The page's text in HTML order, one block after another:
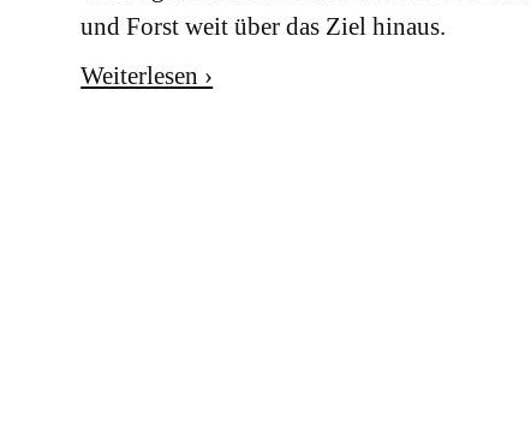
und Forst weit über das Ziel hinaus.
Weiterlesen ›